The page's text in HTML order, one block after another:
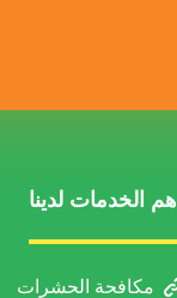
اهم الخدمات لدينا
مكافحة الحشرات